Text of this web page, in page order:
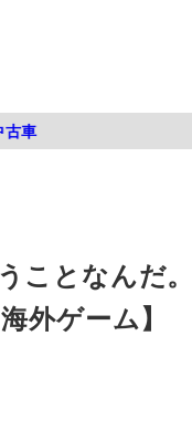
古車
ことなんだ
外ゲーム】